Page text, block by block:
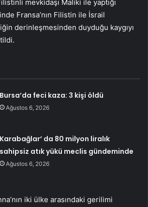
mevkidaşı Maliki ile yaptığı
Fransa’nın Filistin ile İsrail
derinleşmesinden duyduğu kaygıyı
Bursa’da feci kaza: 3 kişi öldü
Ağustos 6, 2026
Karabağlar’ da 80 milyon liralık
sahipsiz atık yükü meclis gündeminde
Ağustos 6, 2026
iki ülke arasındaki gerilimi